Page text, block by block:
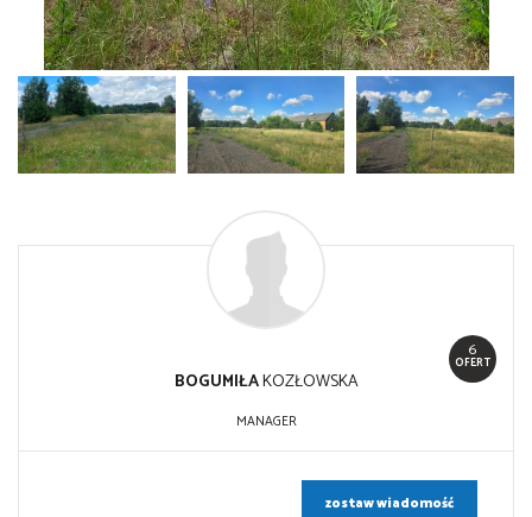
6
OFERT
BOGUMIŁAKOZŁOWSKA
MANAGER
zostaw wiadomość